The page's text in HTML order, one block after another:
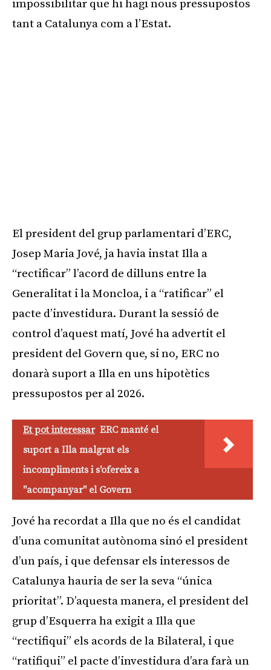
impossibilitar que hi hagi nous pressupostos
tant a Catalunya com a l’Estat.
El president del grup parlamentari d’ERC,
Josep Maria Jové, ja havia instat Illa a
“rectificar” l’acord de dilluns entre la
Generalitat i la Moncloa, i a “ratificar” el
pacte d’investidura. Durant la sessió de
control d’aquest matí, Jové ha advertit el
president del Govern que, si no, ERC no
donarà suport a Illa en uns hipotètics
pressupostos per al 2026.
Et pot interessar ERC manté el
suport a Illa malgrat els
incompliments i s'ofereix a
"acompanyar" el Govern
Jové ha recordat a Illa que no és el candidat
d’una comunitat autònoma sinó el president
d’un país, i que defensar els interessos de
Catalunya hauria de ser la seva “única
prioritat”. D’aquesta manera, el president del
grup d’Esquerra ha exigit a Illa que
“rectifiqui” els acords de la Bilateral, i que
“ratifiqui” el pacte d’investidura d’ara farà un